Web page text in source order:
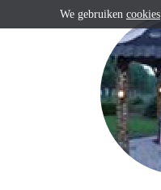
We gebruiken cookies